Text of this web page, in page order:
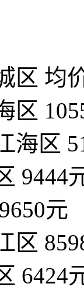
区 均
区
海区
9444
9650元
区
6424